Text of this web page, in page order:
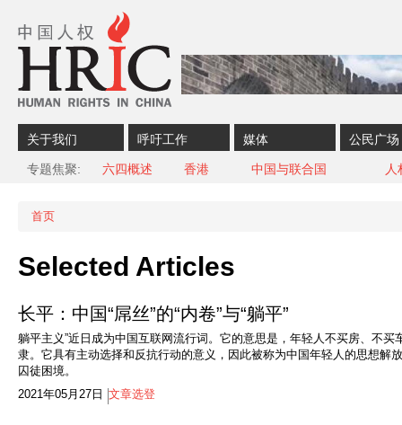
关于我们 呼吁工作 媒体 公民广场
专题焦聚 六四概述 香港 中国与联合国 人
当前位置
首页
Selected Articles
长平：中国“屌丝”的“内卷”与“躺平”
躺平主义”近日成为中国互联网流行词。它的意思是，年轻人不买房、不
隶。它具有主动选择和反抗行动的意义，因此被称为中国年轻人的思想解
囚徒困境。​
2021年05月27日 文章选登